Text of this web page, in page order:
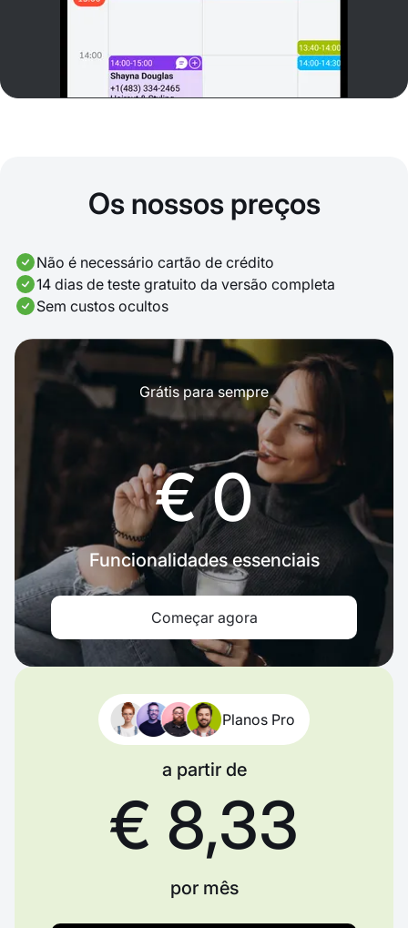
Os nossos preços
Não é necessário cartão de crédito
14 dias de teste gratuito da versão completa
Sem custos ocultos
Grátis para sempre
€ 0
Funcionalidades essenciais
Começar agora
Planos Pro
a partir de
€ 8,33
por mês